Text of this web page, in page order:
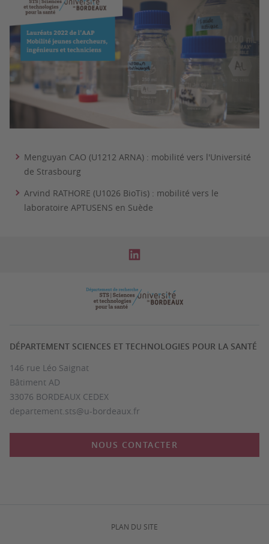
Menguyan CAO (U1212 ARNA) : mobilité vers l'Université
de Strasbourg
Arvind RATHORE (U1026 BioTis) : mobilité vers le
laboratoire APTUSENS en Suède
DÉPARTEMENT SCIENCES ET TECHNOLOGIES POUR LA SANTÉ
146 rue Léo Saignat
Bâtiment AD
33076 BORDEAUX CEDEX
departement.sts@u-bordeaux.fr
NOUS CONTACTER
PLAN DU SITE